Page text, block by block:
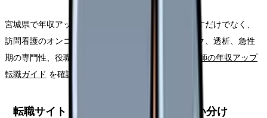
宮城県で年収アップを狙う場合は、夜勤回数を増やすだけでなく、
訪問看護のオンコール、管理者候補、美容クリニック、透析、急性
期の専門性、役職手当を比較します。詳しくは
看護師の年収アップ
転職ガイド を確認してください。
転職サイト・直接応募・公的支援の使い分け